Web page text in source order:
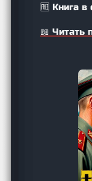
🆓 Книга
📖 Читать